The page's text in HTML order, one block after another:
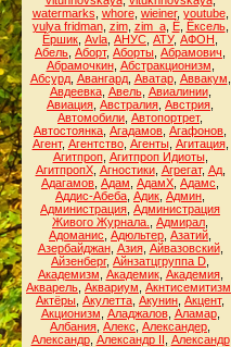
watermarks whore, wieiner, youtube,
yulya fridman, zim, zim_a, Ё, Ёксель,
Ёршик Аvla АНУС АТУ, АФОН
Абель Аборт, Аборты Абрамович
Абрамочкин, Абстракционизм
Абсурд, Авангард, Аватар, Аввакум
Авдеевка, Авель, Авиалинии,
Авиация Австралия Австрия
Автомобили Автопортрет,
Автостоянка Агадамов Агафонов
Агент, Агентство, Агенты, Агитация,
Агитпроп, Агитпроп Идиоты,
АгитпропХ, Агностики, Агрегат, Ад,
Адагамов Адам АдамХ Адамс
Аддис-Абеба Адик Админ
Администрация Администрация
Живого Журнала.
Адмирал
Адоманис Адюльтер Азатий
Азербайджан, Азия, Айвазовский,
Айзенберг, Айнзатцгруппа D
Академизм Академик, Академия,
Акварель Аквариум Акнтисемитизм
Актёры Акулетта Акунин Акцент,
Акционизм Аладжалов, Аламар,
Албания Алекс Александер
Александр, Александр II Александр